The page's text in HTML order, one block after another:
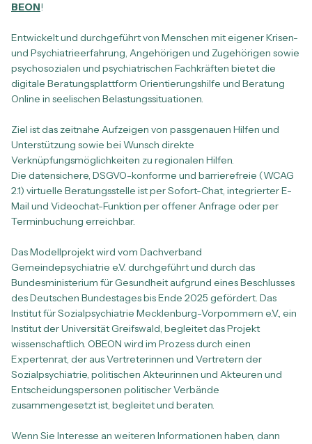
BEON!
Entwickelt und durchgeführt von Menschen mit eigener Krisen-
und Psychiatrieerfahrung, Angehörigen und Zugehörigen sowie
psychosozialen und psychiatrischen Fachkräften bietet die
digitale Beratungsplattform Orientierungshilfe und Beratung
Online in seelischen Belastungssituationen.
Ziel ist das zeitnahe Aufzeigen von passgenauen Hilfen und
Unterstützung sowie bei Wunsch direkte
Verknüpfungsmöglichkeiten zu regionalen Hilfen.
Die datensichere, DSGVO-konforme und barrierefreie (WCAG
2.1) virtuelle Beratungsstelle ist per Sofort-Chat, integrierter E-
Mail und Videochat-Funktion per offener Anfrage oder per
Terminbuchung erreichbar.
Das Modellprojekt wird vom Dachverband
Gemeindepsychiatrie e.V. durchgeführt und durch das
Bundesministerium für Gesundheit aufgrund eines Beschlusses
des Deutschen Bundestages bis Ende 2025 gefördert. Das
Institut für Sozialpsychiatrie Mecklenburg-Vorpommern e.V., ein
Institut der Universität Greifswald, begleitet das Projekt
wissenschaftlich. OBEON wird im Prozess durch einen
Expertenrat, der aus Vertreterinnen und Vertretern der
Sozialpsychiatrie, politischen Akteurinnen und Akteuren und
Entscheidungspersonen politischer Verbände
zusammengesetzt ist, begleitet und beraten.
Wenn Sie Interesse an weiteren Informationen haben, dann